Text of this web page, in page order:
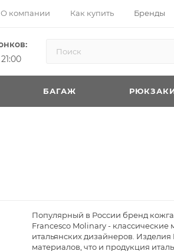
О компании Как купить Бренды
БАГАЖ
Популярный в России бренд
Francesco Molinary -
итальянских дизайнеров.
материалов, что и продукция